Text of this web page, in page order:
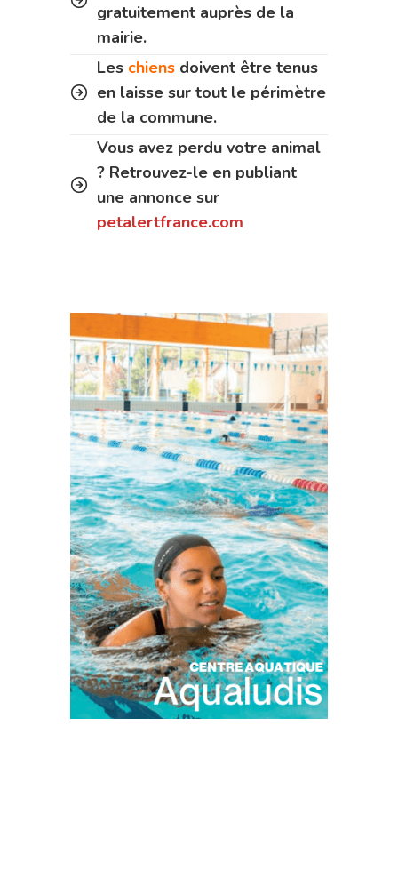
gratuitement auprès de la
mairie.
Les chiens doivent être tenus
en laisse sur tout le périmètre
de la commune.
Vous avez perdu votre animal
? Retrouvez-le en publiant
une annonce sur
petalertfrance.com